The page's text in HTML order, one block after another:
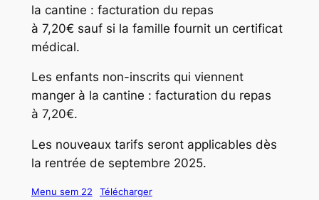
la cantine : facturation du repas
à 7,20€ sauf si la famille fournit un certificat
médical.
Les enfants non-inscrits qui viennent
manger à la cantine : facturation du repas
à 7,20€.
Les nouveaux tarifs seront applicables dès
la rentrée de septembre 2025.
Menu sem 22 Télécharger